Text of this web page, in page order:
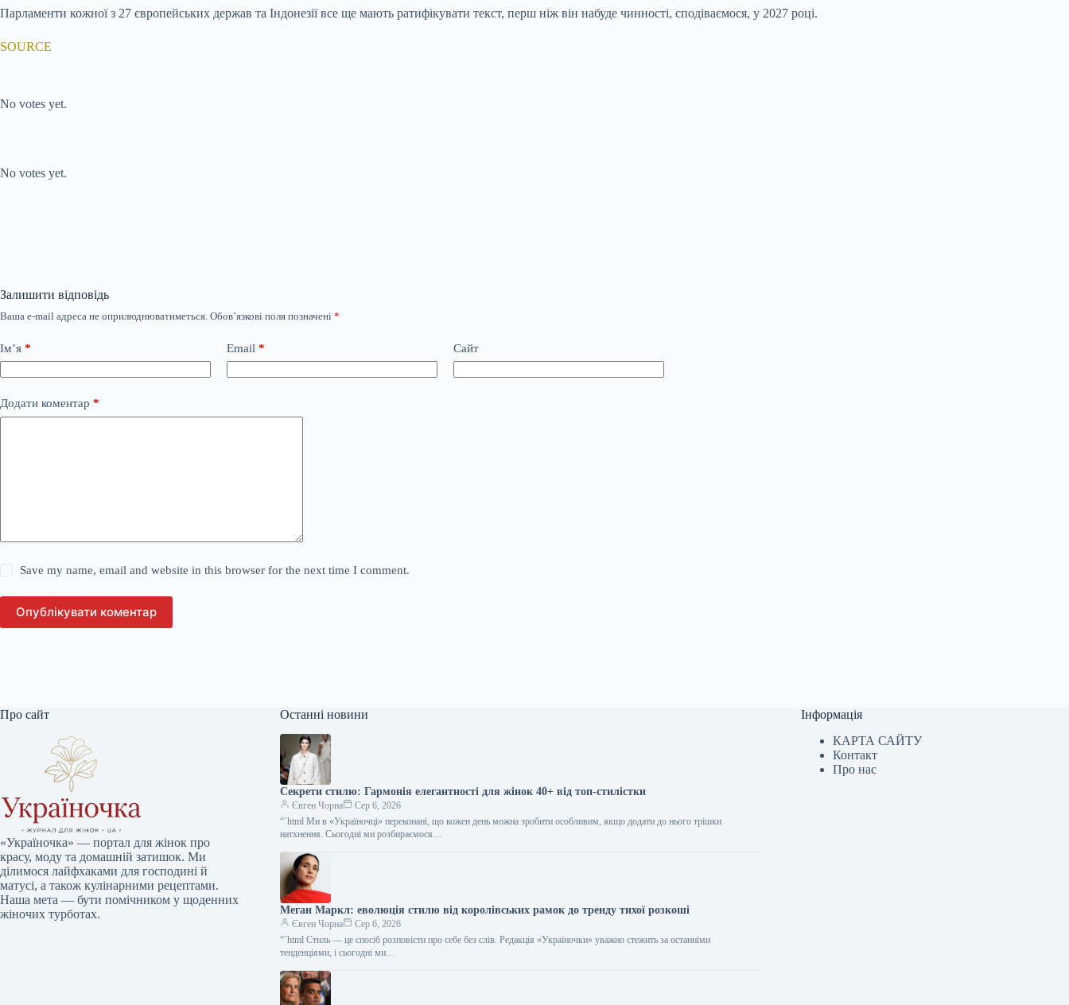
Парламенти кожної з 27 європейських держав та Індонезії все ще мають ратифікувати текст, перш ніж він набуде чинності, сподіваємося, у 2027 році.
SOURCE
No votes yet.
No votes yet.
Залишити відповідь
Ваша e-mail адреса не оприлюднюватиметься. Обов’язкові поля позначені *
Ім’я * Email * Сайт
Додати коментар *
Save my name, email and website in this browser for the next time I comment.
Опублікувати коментар
Про сайт
«Україночка» — портал для жінок про
красу, моду та домашній затишок. Ми
ділимося лайфхаками для господині й
матусі, а також кулінарними рецептами.
Наша мета — бути помічником у щоденних
жіночих турботах.
Останні новини
Секрети стилю: Гармонія елегантності для жінок 40+ від топ-стилістки
Євген Чорна
Сер 6, 2026
“`html Ми в «Україночці» переконані, що кожен день можна зробити особливим, якщо додати до нього трішки
натхнення. Сьогодні ми розбираємося…
Меган Маркл: еволюція стилю від королівських рамок до тренду тихої розкоші
Євген Чорна
Сер 6, 2026
“`html Стиль — це спосіб розповісти про себе без слів. Редакція «Україночки» уважно стежить за останніми
тенденціями, і сьогодні ми…
Інформація
КАРТА САЙТУ
Контакт
Про нас